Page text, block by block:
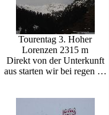
Tourentag 3. Hoher
Lorenzen 2315 m
Direkt von der Unterkunft
aus starten wir bei regen …